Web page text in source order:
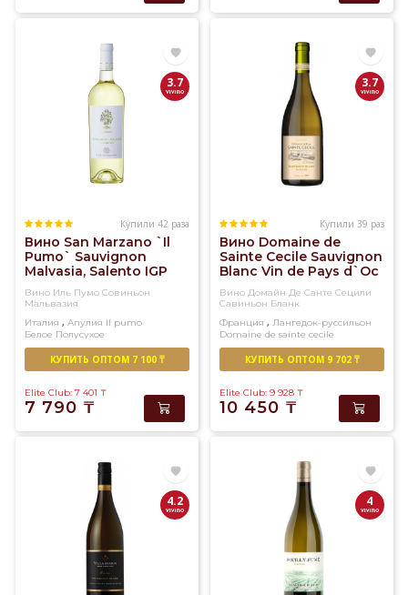
3.7
Купили 42 раза
Вино San Marzano `Il
Pumo` Sauvignon
Malvasia, Salento IGP
12% (0,75L)
Вино Иль Пумо Совиньон
Мальвазия
Италия , Апулия Il pumo
Белое Полусухое
КУПИТЬ ОПТОМ 7 100 ₸
Elite Club: 7 401 ₸
7 790 ₸
3.7
Купили 39 раз
Вино Domaine de
Sainte Cecile Sauvignon
Blanc Vin de Pays d`Oc
L`Arabesque 13% (0,75L)
Вино Домайн Де Санте Сецили
Савиньон Бланк
Франция , Лангедок-руссильон
Domaine de sainte cecile
Белое Сухое
КУПИТЬ ОПТОМ 9 702 ₸
Elite Club: 9 928 ₸
10 450 ₸
4.2 4